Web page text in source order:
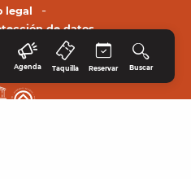
Agenda Taquilla Reservar Buscar
legal
de datos.